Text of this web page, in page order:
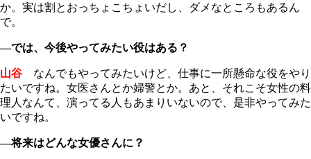
か。実は割とおっちょこちょいだし、ダメなところもあるん
で。
―では、今後やってみたい役はある？
山谷 なんでもやってみたいけど、仕事に一所懸命な役をやり
たいですね。女医さんとか婦警とか。あと、それこそ女性の料
理人なんて、演ってる人もあまりいないので、是非やってみた
いですね。
―将来はどんな女優さんに？